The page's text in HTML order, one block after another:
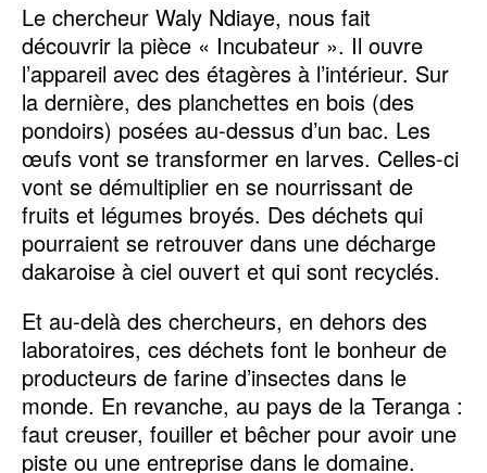
Le chercheur Waly Ndiaye, nous fait
découvrir la pièce « Incubateur ». Il ouvre
l’appareil avec des étagères à l’intérieur. Sur
la dernière, des planchettes en bois (des
pondoirs) posées au-dessus d’un bac. Les
œufs vont se transformer en larves. Celles-ci
vont se démultiplier en se nourrissant de
fruits et légumes broyés. Des déchets qui
pourraient se retrouver dans une décharge
dakaroise à ciel ouvert et qui sont recyclés.
Et au-delà des chercheurs, en dehors des
laboratoires, ces déchets font le bonheur de
producteurs de farine d’insectes dans le
monde. En revanche, au pays de la Teranga :
faut creuser, fouiller et bêcher pour avoir une
piste ou une entreprise dans le domaine.